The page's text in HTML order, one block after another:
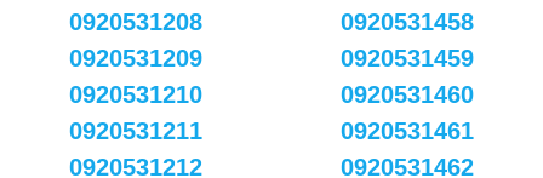
0920531208
0920531209
0920531210
0920531211
0920531212
0920531458
0920531459
0920531460
0920531461
0920531462